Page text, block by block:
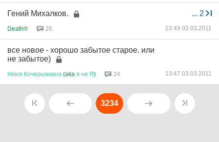
... 2
Гений Михалков.
Death® 26 13:49 03.03.2011
все новое - хорошо забытое старое. или
не забытое)
Нюся Кочерыжкина (aka я не Я) 24 13:47 03.03.2011
3234